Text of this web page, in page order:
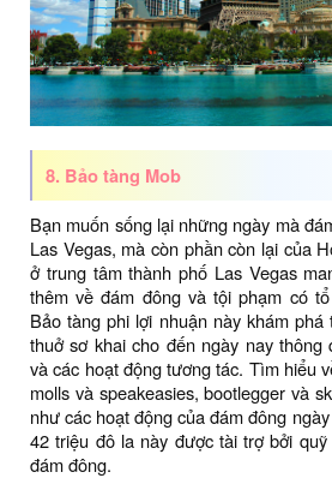
8. Bảo tàng Mob
Bạn muốn sống lại những ngày mà
Las Vegas, mà còn phần còn lại của
ở trung tâm thành phố Las Vegas
thêm về đám đông và tội phạm có
Bảo tàng phi lợi nhuận này khám
thuở sơ khai cho đến ngày nay thông
và các hoạt động tương tác. Tìm hiểu
molls và speakeasies, bootlegger và
như các hoạt động của đám đông
42 triệu đô la này được tài trợ bởi
đám đông.